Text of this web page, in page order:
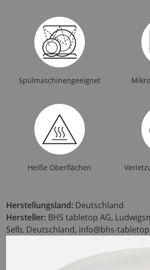
Spülmaschinengeeignet
Heiße Oberflächen
Herstellungsland: Deutschland
Hersteller: BHS tabletop AG,
Selb, Deutschland, info@bhs-